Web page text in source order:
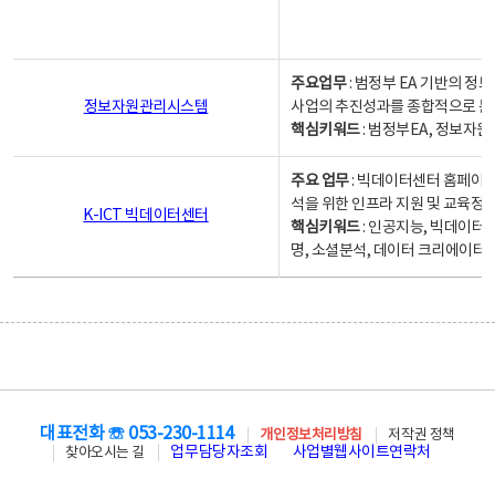
정보자원관리시스템
주요업무: 범정부 EA 기반의 정
사업의 추진성과를 종합적으로
핵심키워드: 범정부EA, 정보자
K-ICT 빅데이터센터
주요 업무: 빅데이터센터 홈페이
석을 위한 인프라 지원 및 교육정
핵심키워드: 인공지능, 빅데이터,
명, 소셜분석, 데이터 크리에이터
대표전화 ☏ 053-230-1114 개인정보처리방침
저작권 정책
찾아오시는 길
업무담당자조회 사업별웹사이트연락처